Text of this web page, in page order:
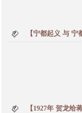
【宁都起义 与
【1927年 贺龙给